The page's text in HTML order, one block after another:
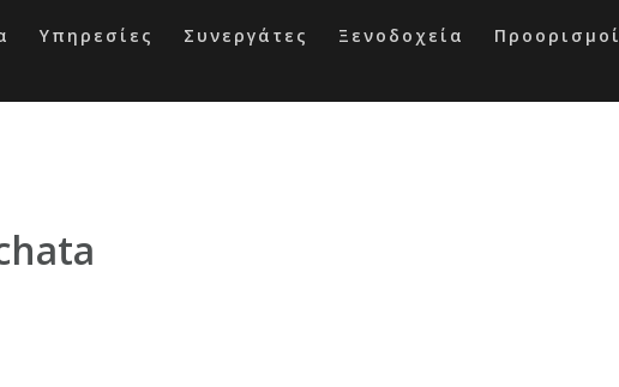
Υπηρεσίες Συνεργάτες Ξενοδοχεία Προορισμοί